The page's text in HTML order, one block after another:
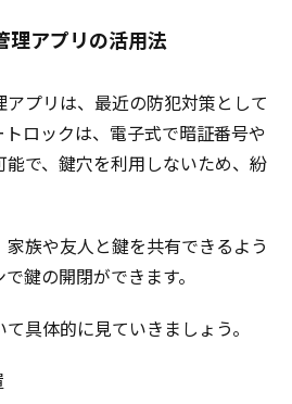
理アプリの活用法
プリは、最近の防犯対策として
ロックは、電子式で暗証番号や
で、鍵穴を利用しないため、紛
族や友人と鍵を共有できるよう
鍵の開閉ができます。
具体的に見ていきましょう。